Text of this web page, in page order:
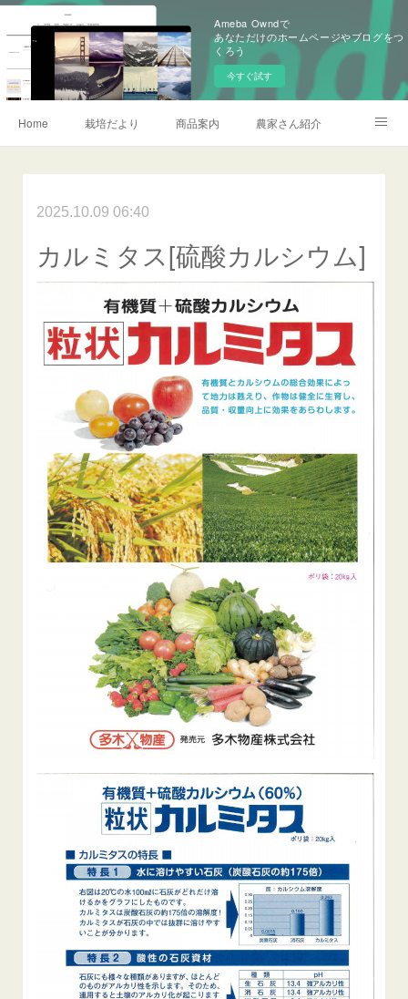
Ameba Owndで
あなただけのホームページやブログをつ
くろう
今すぐ試す
Home 栽培だより 商品案内 農家さん紹介
農薬情報 記事一覧
2025.10.09 06:40
カルミタス[硫酸カルシウム]